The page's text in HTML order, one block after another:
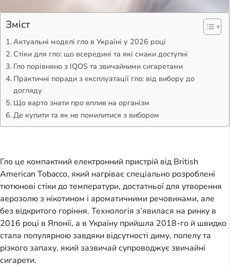
Зміст
Актуальні моделі гло в Україні у 2026 році
Стіки для гло: що всередині та які смаки доступні
Гло порівняно з IQOS та звичайними сигаретами
Практичні поради з експлуатації гло: від вибору до
догляду
Що варто знати про вплив на організм
Де купити та як не помилитися з вибором
Гло це компактний електронний пристрій від British
American Tobacco, який нагріває спеціально розроблені
тютюнові стіки до температури, достатньої для утворення
аерозолю з нікотином і ароматичними речовинами, але
без відкритого горіння. Технологія з’явилася на ринку в
2016 році в Японії, а в Україну прийшла 2018-го й швидко
стала популярною завдяки відсутності диму, попелу та
різкого запаху, який зазвичай супроводжує звичайні
сигарети.